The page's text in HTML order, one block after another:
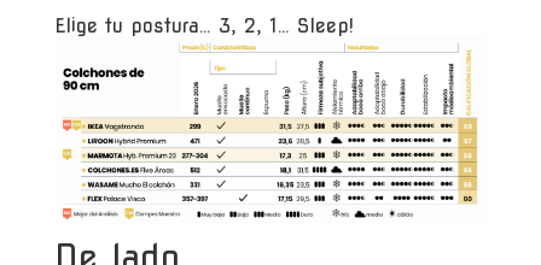
Elige tu postura… 3, 2, 1… Sleep!